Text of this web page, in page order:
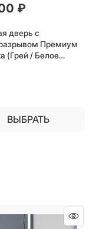
₽
дверь с
Премиум
(Грей / Белое
ВЫБРАТЬ